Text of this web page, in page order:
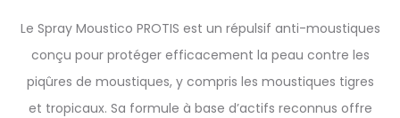
Le Spray Moustico PROTIS est un répulsif anti-moustiques
conçu pour protéger efficacement la peau contre les
piqûres de moustiques, y compris les moustiques tigres
et tropicaux. Sa formule à base d’actifs reconnus offre